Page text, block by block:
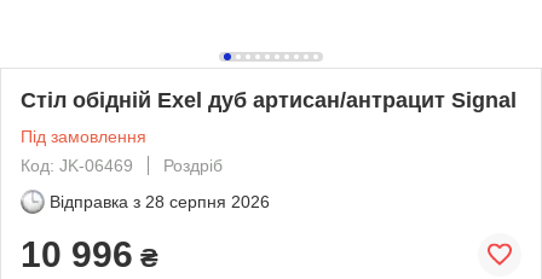
Стіл обідній Exel дуб артисан/антрацит Signal
Під замовлення
Код: JK-06469
Роздріб
Відправка з 28 серпня 2026
10 996 ₴